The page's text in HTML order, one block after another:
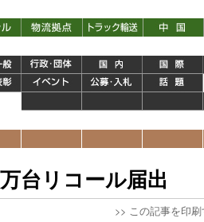
台リコール届出
>> この記事を印刷